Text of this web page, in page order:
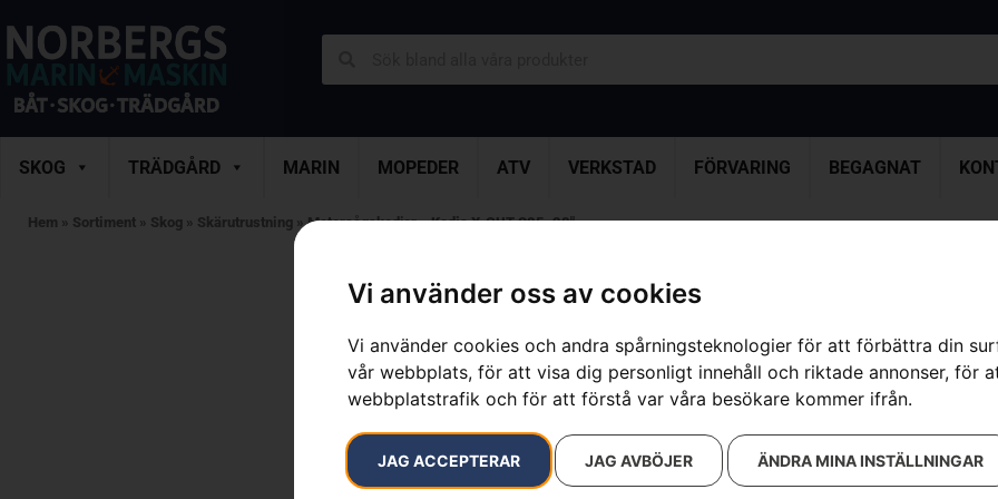
Vi använder oss av cookies
Vi använder cookies och andra spårningsteknologier för att förbättra din
vår webbplats, för att visa dig personligt innehåll och riktade annonser, för
webbplatstrafik och för att förstå var våra besökare kommer ifrån.
JAG ACCEPTERAR JAG AVBÖJER ÄNDRA MINA INSTÄLLNINGAR
SKOG TRÄDGÅRD MARIN MOPEDER ATV VERKSTAD FÖRVARING BEGAGNAT
Hem » Sortiment » Skog » Skärutrustning »Motorsågskedjor»Kedja X-CUT S85, 28″
Artikelnummer:
585549192
Kategorier:
Varumärke: Husqvarna
529kr